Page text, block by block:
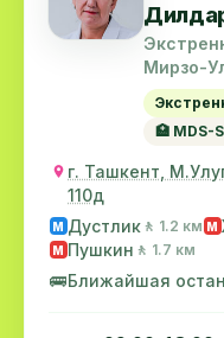
Мирзо-
🏥 MDS-
г. Ташкент,
110д
M Дустлик 🚶 1.2 км M
M Пушкин 🚶 1.7 км
🚌Ближайшая